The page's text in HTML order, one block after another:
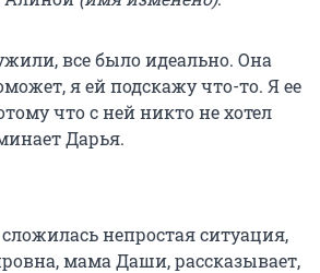
все было идеально. Она
я ей подскажу что-то. Я ее
что с ней никто не хотел
Дарья.
непростая ситуация,
мама Даши, рассказывает,